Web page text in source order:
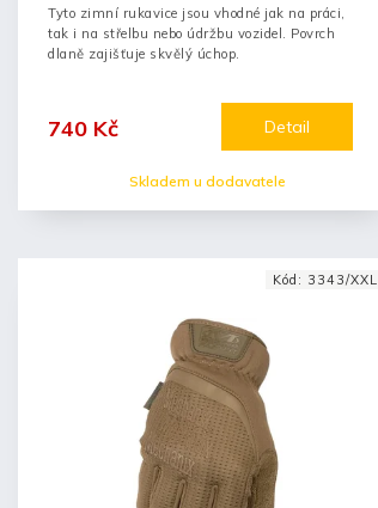
Skladem u dodavatele
740 Kč Detail
Tyto zimní rukavice jsou vhodné jak na práci,
tak i na střelbu nebo údržbu vozidel. Povrch
dlaně zajišťuje skvělý úchop.
Kód: 3343/XXL